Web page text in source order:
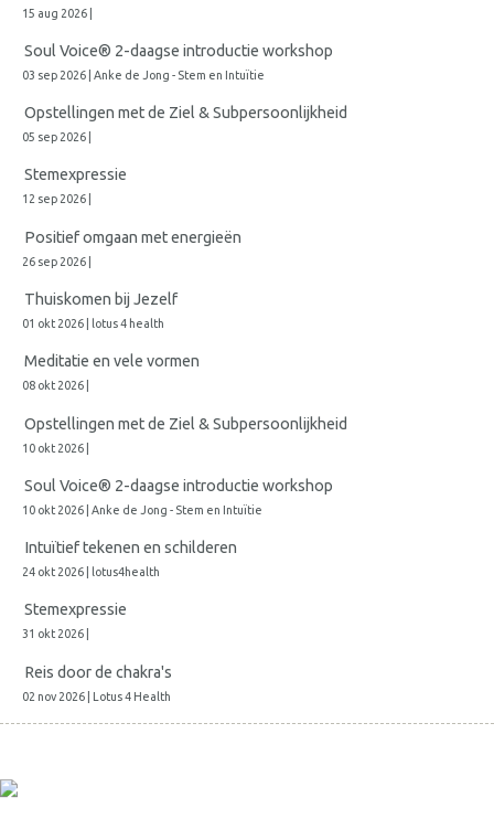
15 aug 2026 |
Soul Voice® 2-daagse introductie workshop
03 sep 2026 | Anke de Jong - Stem en Intuïtie
Opstellingen met de Ziel & Subpersoonlijkheid
05 sep 2026 |
Stemexpressie
12 sep 2026 |
Positief omgaan met energieën
26 sep 2026 |
Thuiskomen bij Jezelf
01 okt 2026 | lotus 4 health
Meditatie en vele vormen
08 okt 2026 |
Opstellingen met de Ziel & Subpersoonlijkheid
10 okt 2026 |
Soul Voice® 2-daagse introductie workshop
10 okt 2026 | Anke de Jong - Stem en Intuïtie
Intuïtief tekenen en schilderen
24 okt 2026 | lotus4health
Stemexpressie
31 okt 2026 |
Reis door de chakra's
02 nov 2026 | Lotus 4 Health